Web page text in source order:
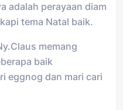
adalah perayaan diam
tema Natal baik.
memang
baik
eggnog dan mari cari